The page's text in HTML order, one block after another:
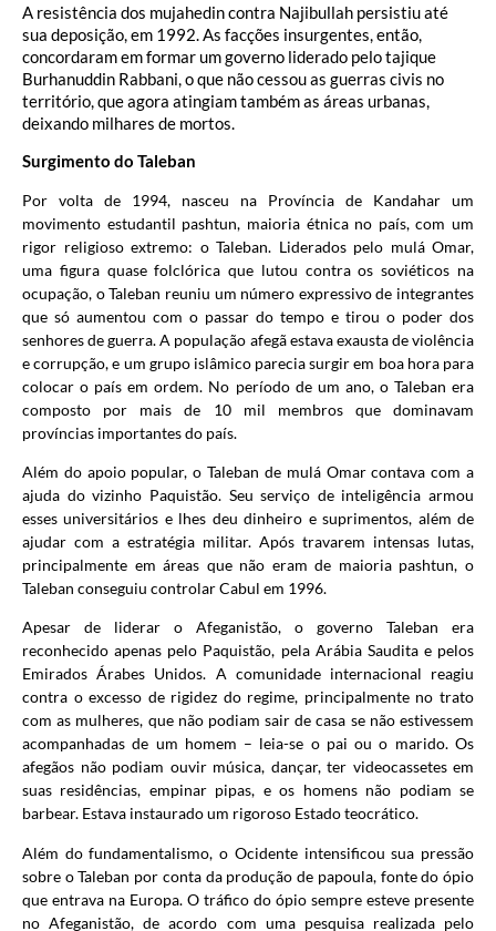
A resistência dos mujahedin contra Najibullah persistiu até
sua deposição, em 1992. As facções insurgentes, então,
concordaram em formar um governo liderado pelo tajique
Burhanuddin Rabbani, o que não cessou as guerras civis no
território, que agora atingiam também as áreas urbanas,
deixando milhares de mortos.
Surgimento do Taleban
Por volta de 1994, nasceu na Província de Kandahar um
movimento estudantil pashtun, maioria étnica no país, com um
rigor religioso extremo: o Taleban. Liderados pelo mulá Omar,
uma figura quase folclórica que lutou contra os soviéticos na
ocupação, o Taleban reuniu um número expressivo de integrantes
que só aumentou com o passar do tempo e tirou o poder dos
senhores de guerra. A população afegã estava exausta de violência
e corrupção, e um grupo islâmico parecia surgir em boa hora para
colocar o país em ordem. No período de um ano, o Taleban era
composto por mais de 10 mil membros que dominavam
províncias importantes do país.
Além do apoio popular, o Taleban de mulá Omar contava com a
ajuda do vizinho Paquistão. Seu serviço de inteligência armou
esses universitários e lhes deu dinheiro e suprimentos, além de
ajudar com a estratégia militar. Após travarem intensas lutas,
principalmente em áreas que não eram de maioria pashtun, o
Taleban conseguiu controlar Cabul em 1996.
Apesar de liderar o Afeganistão, o governo Taleban era
reconhecido apenas pelo Paquistão, pela Arábia Saudita e pelos
Emirados Árabes Unidos. A comunidade internacional reagiu
contra o excesso de rigidez do regime, principalmente no trato
com as mulheres, que não podiam sair de casa se não estivessem
acompanhadas de um homem – leia-se o pai ou o marido. Os
afegãos não podiam ouvir música, dançar, ter videocassetes em
suas residências, empinar pipas, e os homens não podiam se
barbear. Estava instaurado um rigoroso Estado teocrático.
Além do fundamentalismo, o Ocidente intensificou sua pressão
sobre o Taleban por conta da produção de papoula, fonte do ópio
que entrava na Europa. O tráfico do ópio sempre esteve presente
no Afeganistão, de acordo com uma pesquisa realizada pelo